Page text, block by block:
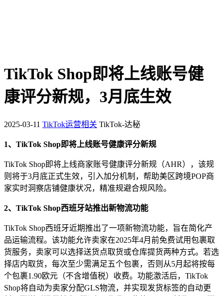
TikTok Shop即将上线账号健
康评分新规，3月底生效
2025-03-11 TikTok运营相关 TikTok-达秘
1、TikTok Shop即将上线账号健康评分新规
TikTok Shop即将上线商家账号健康评分新规（AHR），该规
则将于3月底正式生效，引入加分机制，帮助美区跨境POP商
家实时洞察店铺健康状况，精准规避合规风险。
2、TikTok Shop西班牙站推出新物流功能
TikTok Shop西班牙近期推出了一项新物流功能，旨在简化产
品运输流程。该功能允许卖家在2025年4月前免费试用包裹取
货服务，卖家可以选择送货点取货或仓库提货两种方式。若选
择店内取货，每次至少需满足五个包裹，否则从5月起将按每
个包裹1.90欧元（不含增值税）收费。功能激活后，TikTok
Shop将自动为卖家分配GLS物流，并实现发货标签的自动更